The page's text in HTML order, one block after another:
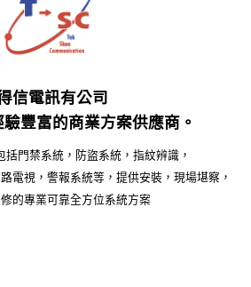
信電訊有公司
豐富的商業方案供應商。
括門禁系統，防盜系統，指紋辨識，
電視，警報系統等，提供安裝，現場堪察，
的專業可靠全方位系統方案